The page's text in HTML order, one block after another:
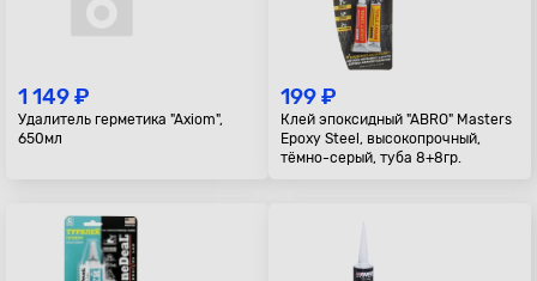
1 149 ₽
Удалитель герметика "Axiom",
650мл
199 ₽
Клей эпоксидный "ABRO" Masters
Epoxy Steel, высокопрочный,
тёмно-серый, туба 8+8гр.